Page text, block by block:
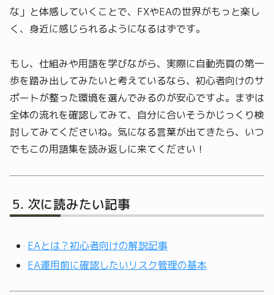
な」と体感していくことで、FXやEAの世界がもっと楽し
く、身近に感じられるようになるはずです。
もし、仕組みや用語を学びながら、実際に自動売買の第一
歩を踏み出してみたいと考えているなら、初心者向けのサ
ポートが整った環境を選んでみるのが安心ですよ。まずは
全体の流れを確認してみて、自分に合いそうかじっくり検
討してみてくださいね。気になる言葉が出てきたら、いつ
でもこの用語集を読み返しに来てください！
次に読みたい記事
EAとは？初心者向けの解説記事
EA運用前に確認したいリスク管理の基本